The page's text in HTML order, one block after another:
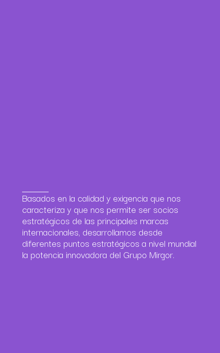
Basados en la calidad y exigencia que nos
caracteriza y que nos permite ser socios
estratégicos de las principales marcas
internacionales, desarrollamos desde
diferentes puntos estratégicos a nivel mundial
la potencia innovadora del Grupo Mirgor.